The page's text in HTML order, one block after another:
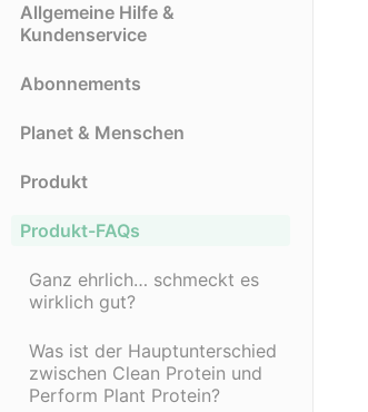
Allgemeine Hilfe &
Kundenservice
Abonnements
Planet & Menschen
Produkt
Produkt-FAQs
Ganz ehrlich… schmeckt es
wirklich gut?
Was ist der Hauptunterschied
zwischen Clean Protein und
Perform Plant Protein?